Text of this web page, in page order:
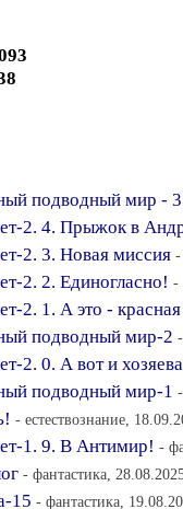
подводный мир - 3
2. 4. Прыжок в
2. 3. Новая миссия -
2. 2. Единогласно! -
2. 1. А это -
подводный мир-2
2. 0. А вот и
подводный мир-1
- естествознание,
1. 9. В Антимир! -
- фантастика,
15 - фантастика,